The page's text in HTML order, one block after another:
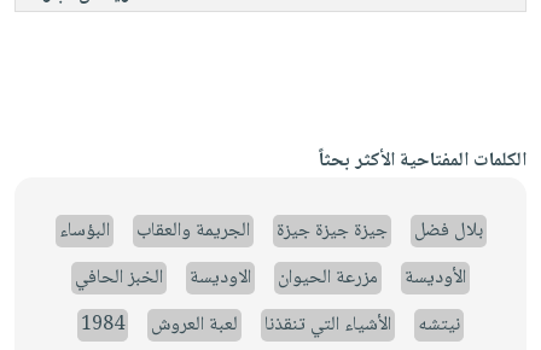
الكلمات المفتاحية الأكثر بحثاً
بلال فضل جيزة جيزة جيزة الجريمة والعقاب
البؤساء
الأوديسة
مزرعة الحيوان الاوديسة
الخبز الحافي
نيتشه
الأشياء التي تنقذنا لعبة العروش
1984